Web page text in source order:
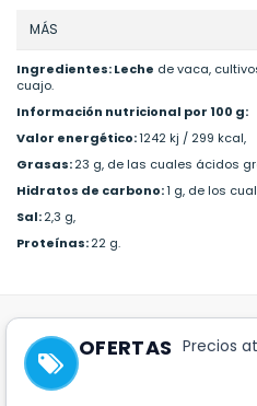
MÁS
Ingredientes:Leche de vaca,
cuajo.
Información nutricional por 100 g:
Valor energético:1242 kj / 299 kcal,
Grasas:23 g, de las cuales ácidos
Hidratos de carbono:1 g, de los
Sal:2,3 g,
Proteínas:22 g.
OFERTAS Precios